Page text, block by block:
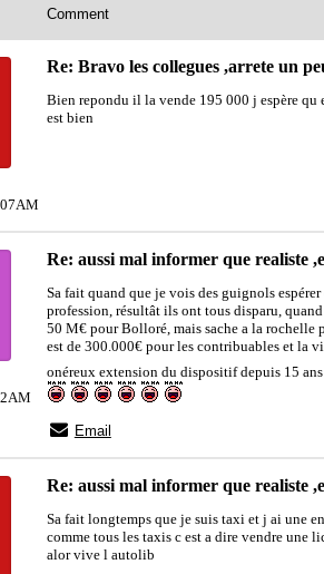
Comment
Re: Bravo les collegues ,arrete un
Bien repondu il la vende 195 000 j espère
est bien
Re: aussi mal informer que realiste
Sa fait quand que je vois des guignols
profession, résultât ils ont tous disparu,
50 M€ pour Bolloré, mais sache a la
est de 300.000€ pour les contribuables et la
onéreux extension du dispositif depuis 15
Email
Re: aussi mal informer que realiste
Sa fait longtemps que je suis taxi et j ai une
comme tous les taxis c est a dire vendre une
alor vive l autolib